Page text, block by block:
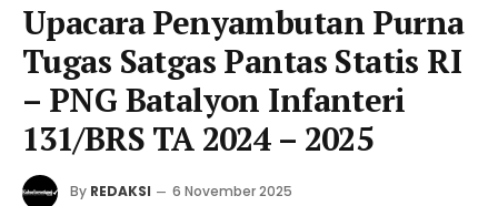
Upacara Penyambutan Purna
Tugas Satgas Pantas Statis RI
– PNG Batalyon Infanteri
131/BRS TA 2024 – 2025
By REDAKSI
6 November 2025